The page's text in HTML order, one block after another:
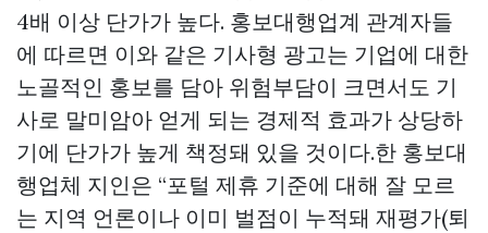
4배 이상 단가가 높다. 홍보대행업계 관계자들
에 따르면 이와 같은 기사형 광고는 기업에 대한
노골적인 홍보를 담아 위험부담이 크면서도 기
사로 말미암아 얻게 되는 경제적 효과가 상당하
기에 단가가 높게 책정돼 있을 것이다.한 홍보대
행업체 지인은 “포털 제휴 기준에 대해 잘 모르
는 지역 언론이나 이미 벌점이 누적돼 재평가(퇴